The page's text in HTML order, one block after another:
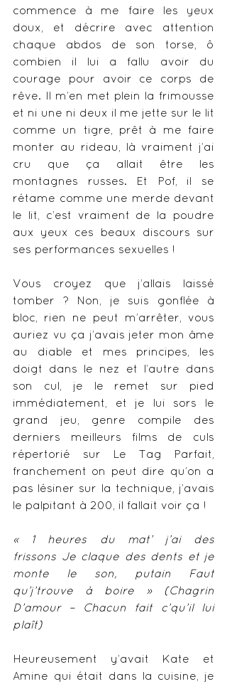
commence à me faire les yeux
doux, et décrire avec attention
chaque abdos de son torse, ô
combien il lui a fallu avoir du
courage pour avoir ce corps de
rêve. Il m’en met plein la frimousse
et ni une ni deux il me jette sur le lit
comme un tigre, prêt à me faire
monter au rideau, là vraiment j’ai
cru que ça allait être les
montagnes russes. Et Pof, il se
rétame comme une merde devant
le lit, c’est vraiment de la poudre
aux yeux ces beaux discours sur
ses performances sexuelles !
Vous croyez que j’allais laissé
tomber ? Non, je suis gonflée à
bloc, rien ne peut m’arrêter, vous
auriez vu ça j’avais jeter mon âme
au diable et mes principes, les
doigt dans le nez et l’autre dans
son cul, je le remet sur pied
immédiatement, et je lui sors le
grand jeu, genre compile des
derniers meilleurs films de culs
répertorié sur Le Tag Parfait,
franchement on peut dire qu’on a
pas lésiner sur la technique, j’avais
le palpitant à 200, il fallait voir ça !
« 1 heures du mat’ j’ai des
frissons Je claque des dents et je
monte le son, putain Faut
qu’j’trouve à boire » (Chagrin
D’amour – Chacun fait c’qu’il lui
plaît)
Heureusement y’avait Kate et
Amine qui était dans la cuisine, je